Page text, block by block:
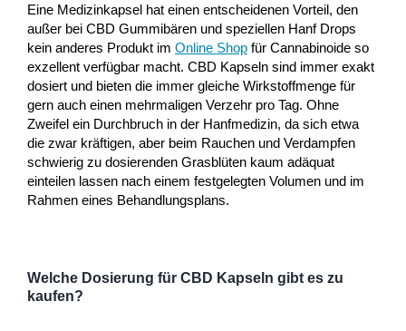
Eine Medizinkapsel hat einen entscheidenen Vorteil, den
außer bei CBD Gummibären und speziellen Hanf Drops
kein anderes Produkt im Online Shopfür Cannabinoide so
exzellent verfügbar macht. CBD Kapseln sind immer exakt
dosiert und bieten die immer gleiche Wirkstoffmenge für
gern auch einen mehrmaligen Verzehr pro Tag. Ohne
Zweifel ein Durchbruch in der Hanfmedizin, da sich etwa
die zwar kräftigen, aber beim Rauchen und Verdampfen
schwierig zu dosierenden Grasblüten kaum adäquat
einteilen lassen nach einem festgelegten Volumen und im
Rahmen eines Behandlungsplans.
Welche Dosierung für CBD Kapseln gibt es zu
kaufen?